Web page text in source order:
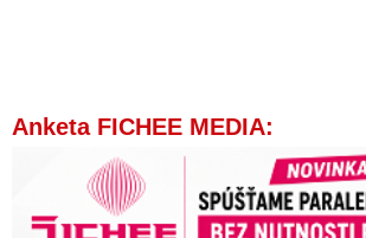
Anketa FICHEE MEDIA: